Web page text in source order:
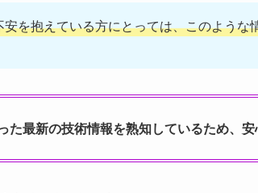
を抱えている方にとっては、このよう
た最新の技術情報を熟知しているため、安